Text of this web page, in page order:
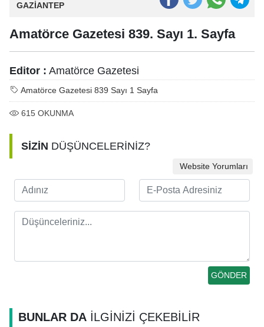
GAZİANTEP
Amatörce Gazetesi 839. Sayı 1. Sayfa
Editor : Amatörce Gazetesi
Amatörce Gazetesi 839 Sayı 1 Sayfa
615 OKUNMA
SİZİN DÜŞÜNCELERİNİZ?
Website Yorumları
BUNLAR DA İLGİNİZİ ÇEKEBİLİR